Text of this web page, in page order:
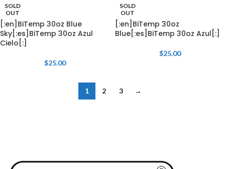
SOLD
OUT
[:en]BiTemp 30oz Blue
Sky[:es]BiTemp 30oz Azul
Cielo[:]
$25.00
SOLD
OUT
[:en]BiTemp 30oz
Blue[:es]BiTemp 30oz Azul[:]
$25.00
1 2 3 →